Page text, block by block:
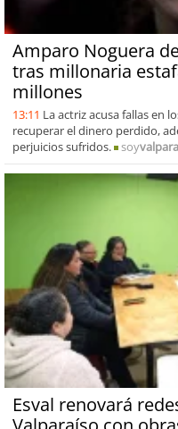
Amparo Noguera
tras millonaria
millones
13:11 La actriz acusa fallas en
recuperar el dinero perdido,
perjuicios sufridos.
soy
Esval renovará